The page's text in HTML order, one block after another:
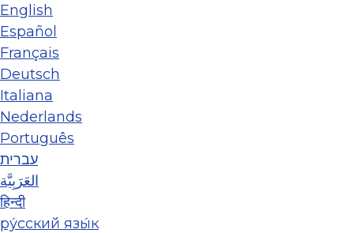
English
Español
Français
Deutsch
Italiana
Nederlands
Português
עברית
العَرَبِيَّة
हिन्दी
ру́сский язы́к